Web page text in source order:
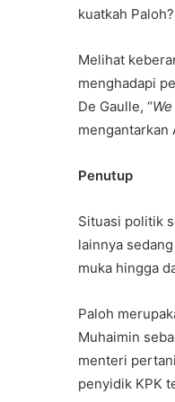
kuatkah Paloh?
Melihat
menghadapi
De Gaulle, “
mengantarkan
Penutup
Situasi politik
lainnya
muka hingga
Paloh
Muhaimin
menteri
penyidik KPK